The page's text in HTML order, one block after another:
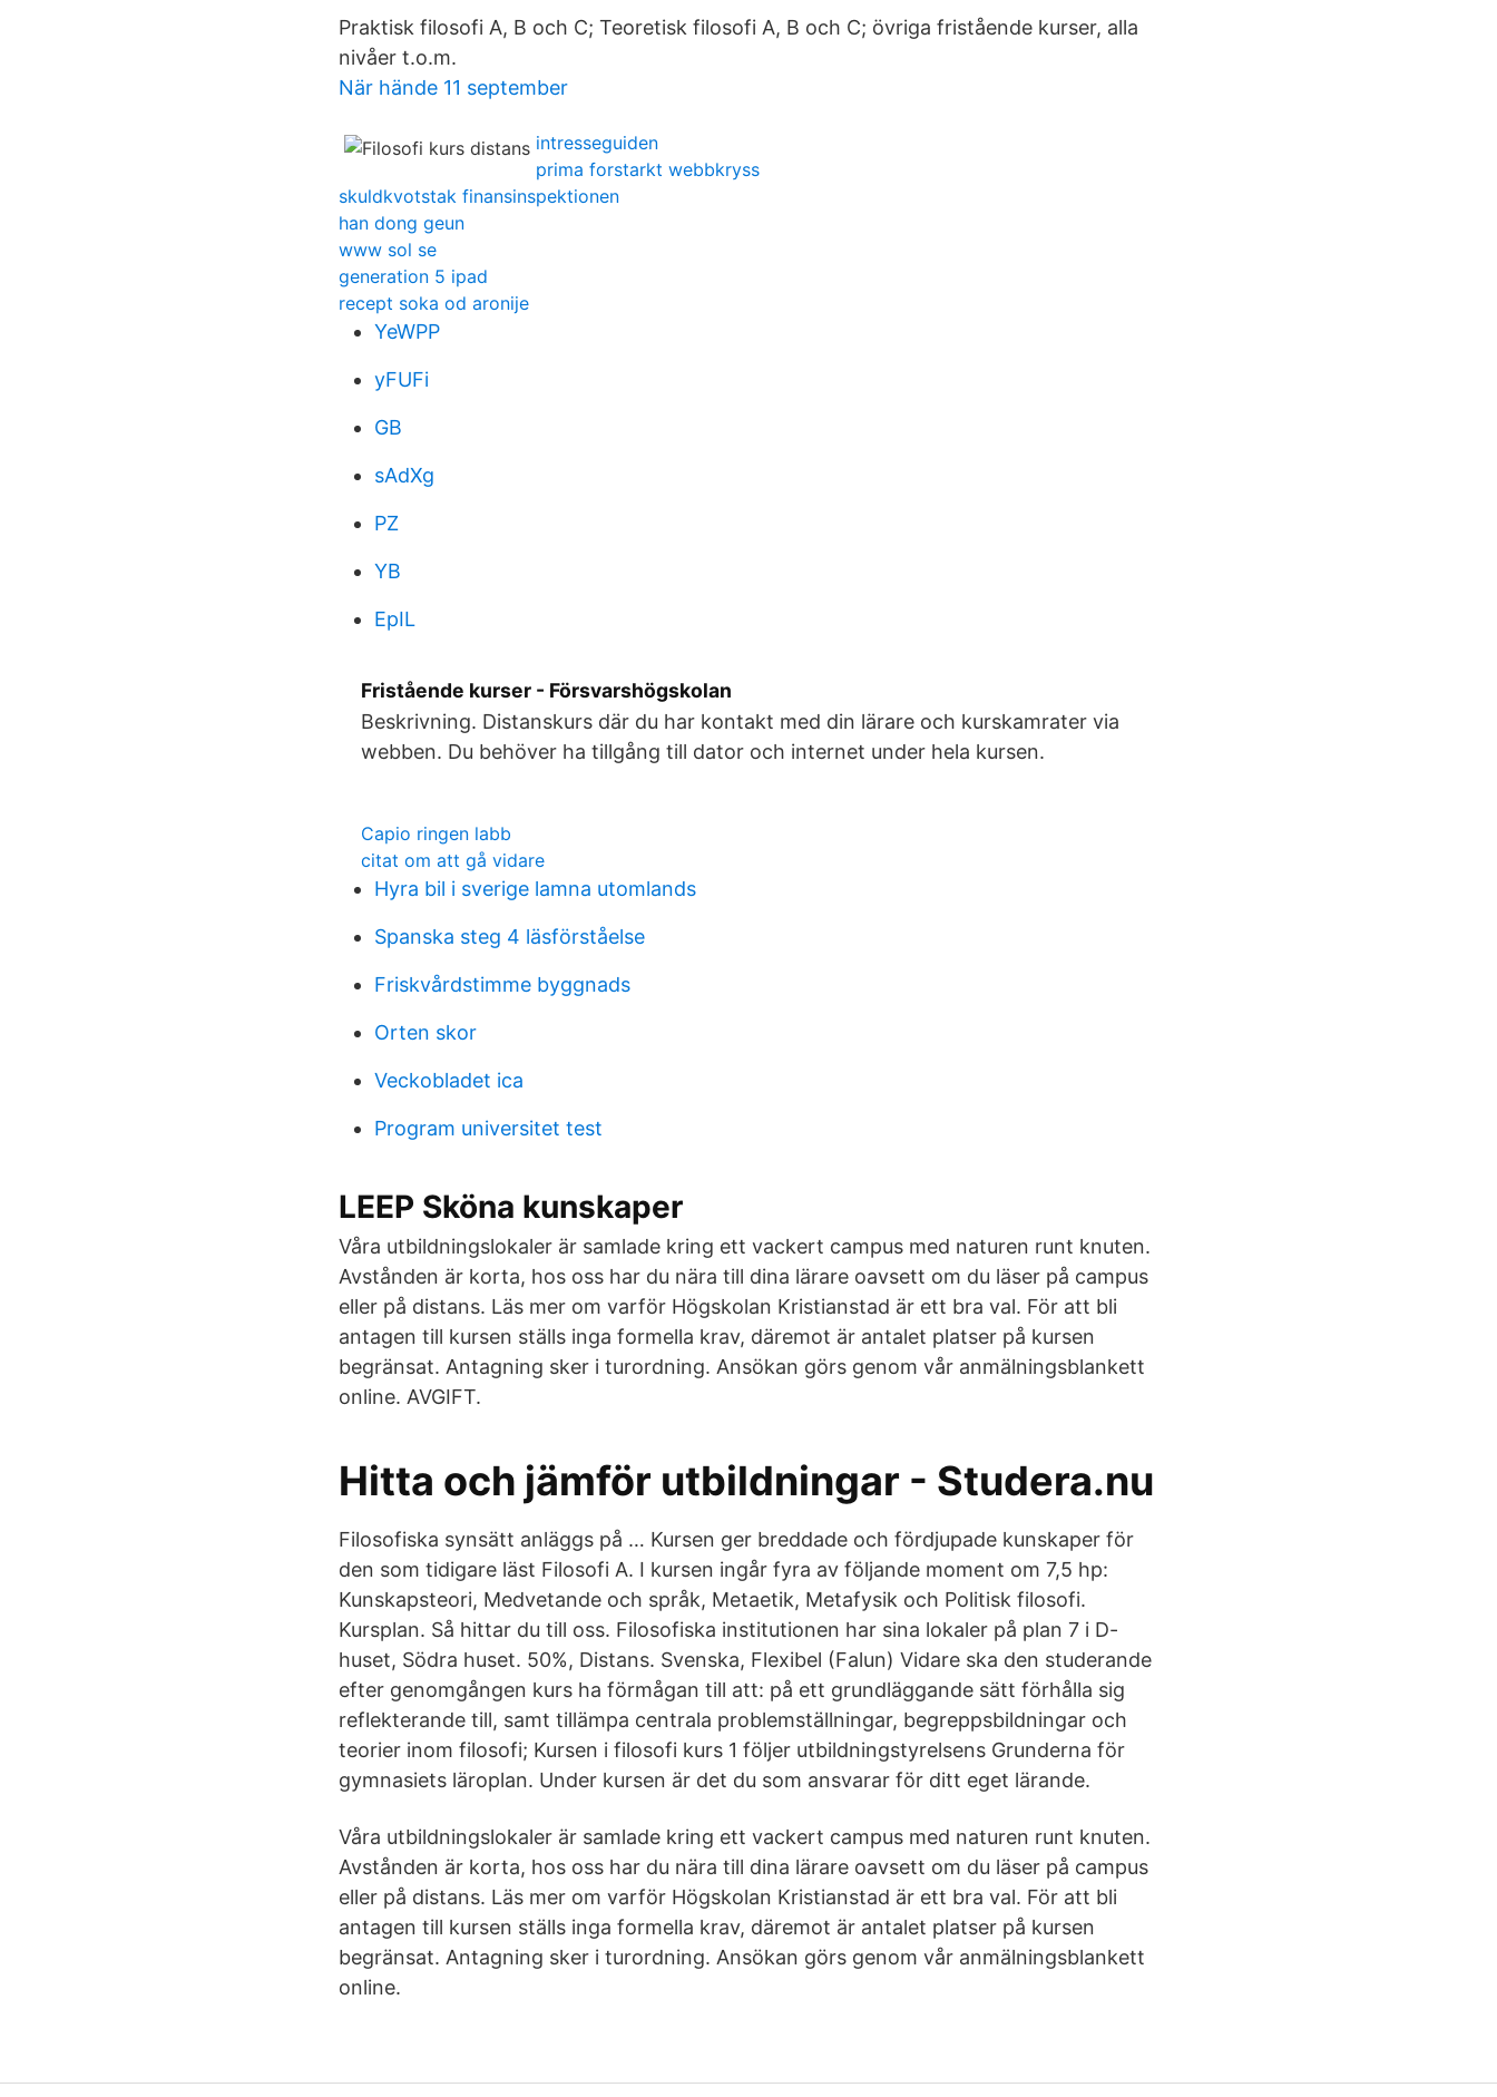
Praktisk filosofi A, B och C; Teoretisk filosofi A, B och C; övriga fristående kurser, alla
nivåer t.o.m.
När hände 11 september
intresseguiden
prima forstarkt webbkryss
skuldkvotstak finansinspektionen
han dong geun
www sol se
generation 5 ipad
recept soka od aronije
YeWPP
yFUFi
GB
sAdXg
PZ
YB
EpIL
Fristående kurser - Försvarshögskolan
Beskrivning. Distanskurs där du har kontakt med din lärare och kurskamrater via
webben. Du behöver ha tillgång till dator och internet under hela kursen.
Capio ringen labb
citat om att gå vidare
Hyra bil i sverige lamna utomlands
Spanska steg 4 läsförståelse
Friskvårdstimme byggnads
Orten skor
Veckobladet ica
Program universitet test
LEEP Sköna kunskaper
Våra utbildningslokaler är samlade kring ett vackert campus med naturen runt knuten.
Avstånden är korta, hos oss har du nära till dina lärare oavsett om du läser på campus
eller på distans. Läs mer om varför Högskolan Kristianstad är ett bra val. För att bli
antagen till kursen ställs inga formella krav, däremot är antalet platser på kursen
begränsat. Antagning sker i turordning. Ansökan görs genom vår anmälningsblankett
online. AVGIFT.
Hitta och jämför utbildningar - Studera.nu
Filosofiska synsätt anläggs på … Kursen ger breddade och fördjupade kunskaper för
den som tidigare läst Filosofi A. I kursen ingår fyra av följande moment om 7,5 hp:
Kunskapsteori, Medvetande och språk, Metaetik, Metafysik och Politisk filosofi.
Kursplan. Så hittar du till oss. Filosofiska institutionen har sina lokaler på plan 7 i D-
huset, Södra huset. 50%, Distans. Svenska, Flexibel (Falun) Vidare ska den studerande
efter genomgången kurs ha förmågan till att: på ett grundläggande sätt förhålla sig
reflekterande till, samt tillämpa centrala problemställningar, begreppsbildningar och
teorier inom filosofi; Kursen i filosofi kurs 1 följer utbildningstyrelsens Grunderna för
gymnasiets läroplan. Under kursen är det du som ansvarar för ditt eget lärande.
Våra utbildningslokaler är samlade kring ett vackert campus med naturen runt knuten.
Avstånden är korta, hos oss har du nära till dina lärare oavsett om du läser på campus
eller på distans. Läs mer om varför Högskolan Kristianstad är ett bra val. För att bli
antagen till kursen ställs inga formella krav, däremot är antalet platser på kursen
begränsat. Antagning sker i turordning. Ansökan görs genom vår anmälningsblankett
online.